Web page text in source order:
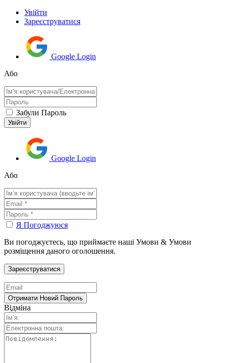
Увійти
Зареєструватися
Google Login
Або
Забули Пароль
Google Login
Або
Я Погоджуюся
Ви погоджуєтесь, що приймаєте наші Умови & Умови
розміщення даного оголошення.
Відміна